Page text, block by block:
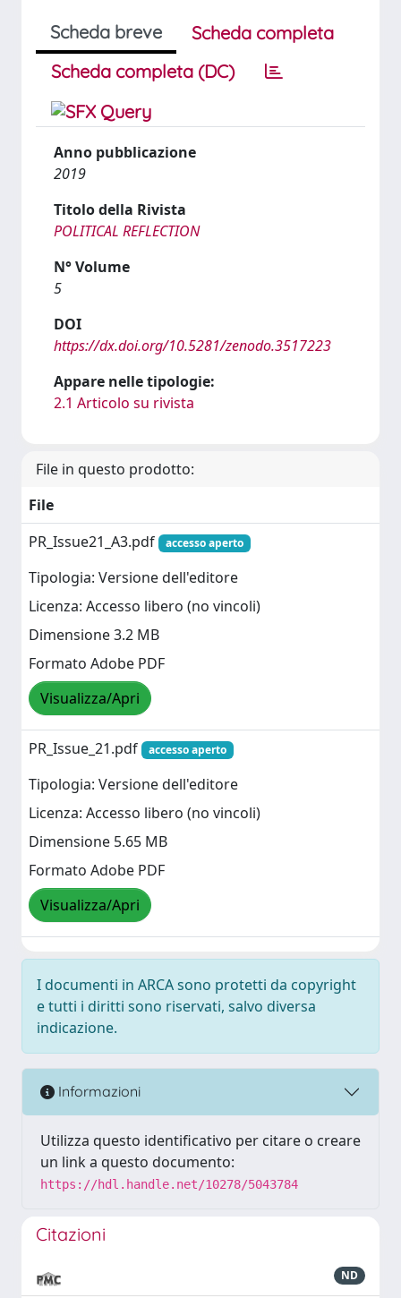
Scheda breve
Scheda completa
Scheda completa (DC)
Anno pubblicazione
2019
Titolo della Rivista
POLITICAL REFLECTION
N° Volume
5
DOI
https://dx.doi.org/10.5281/zenodo.3517223
Appare nelle tipologie:
2.1 Articolo su rivista
File in questo prodotto:
File
PR_Issue21_A3.pdf
accesso aperto
Tipologia: Versione dell'editore
Licenza: Accesso libero (no vincoli)
Dimensione 3.2 MB
Formato Adobe PDF
Visualizza/Apri
PR_Issue_21.pdf accesso aperto
Tipologia: Versione dell'editore
Licenza: Accesso libero (no vincoli)
Dimensione 5.65 MB
Formato Adobe PDF
Visualizza/Apri
I documenti in ARCA sono protetti da copyright
e tutti i diritti sono riservati, salvo diversa
indicazione.
Informazioni
Utilizza questo identificativo per citare o creare
un link a questo documento:
https://hdl.handle.net/10278/5043784
Citazioni
ND